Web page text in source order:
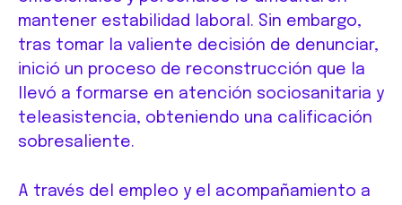
mantener estabilidad laboral. Sin embargo,
tras tomar la valiente decisión de denunciar,
inició un proceso de reconstrucción que la
llevó a formarse en atención sociosanitaria y
teleasistencia, obteniendo una calificación
sobresaliente.
A través del empleo y el acompañamiento a